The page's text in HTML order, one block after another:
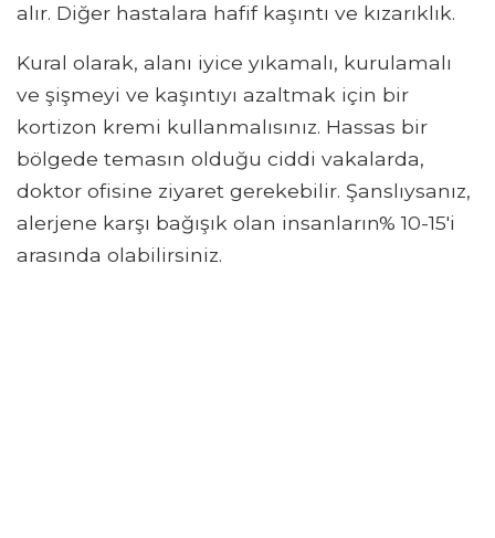
alır. Diğer hastalara hafif kaşıntı ve kızarıklık.
Kural olarak, alanı iyice yıkamalı, kurulamalı
ve şişmeyi ve kaşıntıyı azaltmak için bir
kortizon kremi kullanmalısınız. Hassas bir
bölgede temasın olduğu ciddi vakalarda,
doktor ofisine ziyaret gerekebilir. Şanslıysanız,
alerjene karşı bağışık olan insanların% 10-15'i
arasında olabilirsiniz.